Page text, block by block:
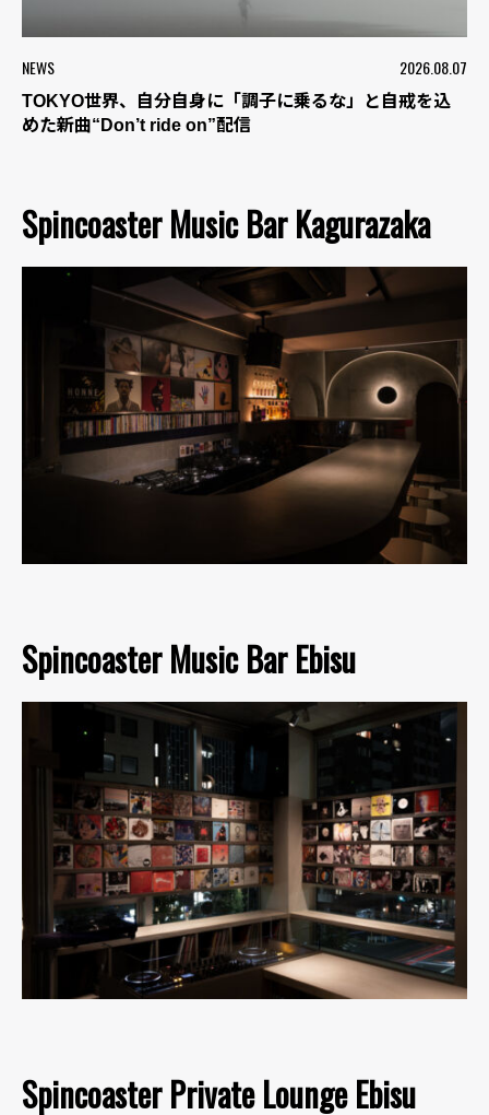
NEWS 2026.08.07
TOKYO世界、自分自身に「調子に乗るな」と自戒を込
めた新曲“Don’t ride on”配信
Spincoaster Music Bar Kagurazaka
Spincoaster Music Bar Ebisu
Spincoaster Private Lounge Ebisu